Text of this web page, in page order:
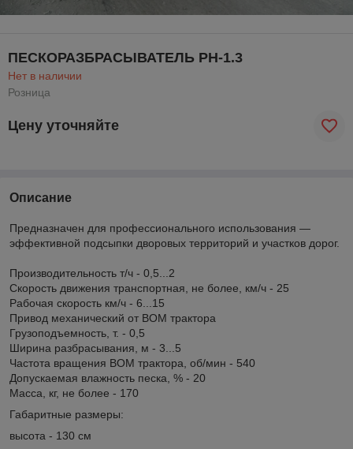
ПЕСКОРАЗБРАСЫВАТЕЛЬ РН-1.3
Нет в наличии
Розница
Цену уточняйте
Описание
Предназначен для профессионального использования —
эффективной подсыпки дворовых территорий и участков дорог.
Производительность т/ч - 0,5...2
Скорость движения транспортная, не более, км/ч - 25
Рабочая скорость км/ч - 6...15
Привод механический от ВОМ трактора
Грузоподъемность, т. - 0,5
Ширина разбрасывания, м - 3...5
Частота вращения ВОМ трактора, об/мин - 540
Допускаемая влажность песка, % - 20
Масса, кг, не более - 170
Габаритные размеры:
высота - 130 см